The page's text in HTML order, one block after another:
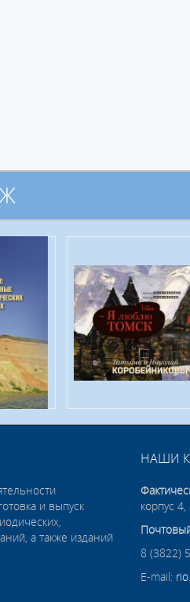
и выпуск
а также изданий
НАШИ
корпус 4,
8 (3822)
E-mail: